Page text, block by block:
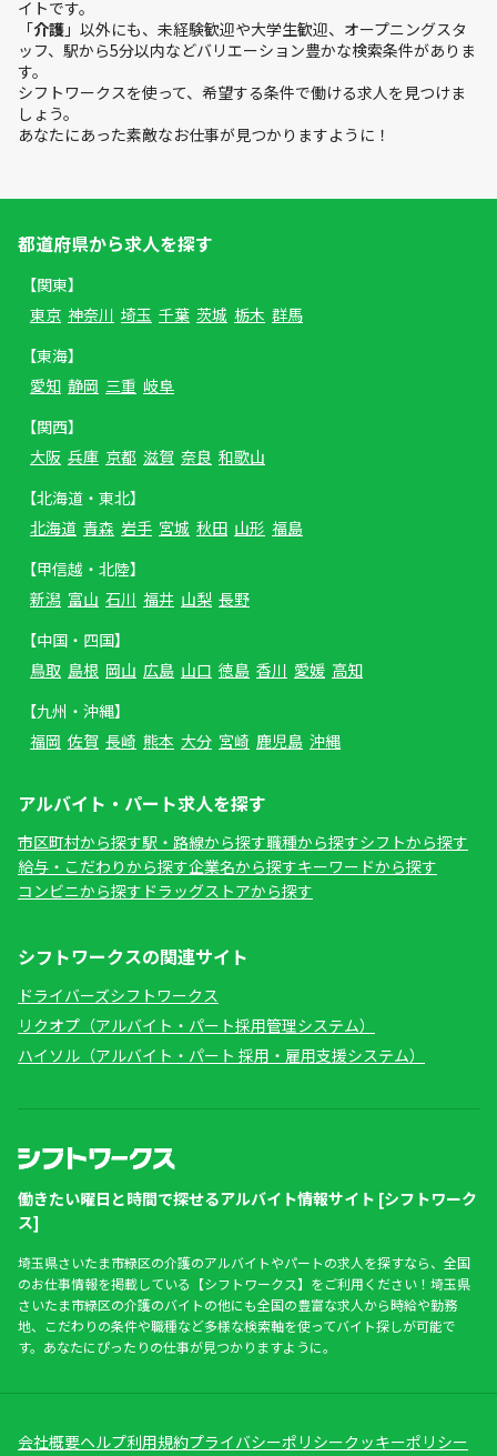
イトです。
「介護 」以外にも、未経験歓迎や大学生歓迎、オープニングスタ
ッフ、駅から5分以内などバリエーション豊かな検索条件がありま
す。
シフトワークスを使って、希望する条件で働ける求人を見つけま
しょう。
あなたにあった素敵なお仕事が見つかりますように！
都道府県から求人を探す
【関東】
東京 神奈川 埼玉 千葉 茨城 栃木 群馬
【東海】
愛知 静岡 三重 岐阜
【関西】
大阪 兵庫 京都 滋賀 奈良 和歌山
【北海道・東北】
北海道 青森 岩手 宮城 秋田 山形 福島
【甲信越・北陸】
新潟 富山 石川 福井 山梨 長野
【中国・四国】
鳥取 島根 岡山 広島 山口 徳島 香川 愛媛 高知
【九州・沖縄】
福岡 佐賀 長崎 熊本 大分 宮崎 鹿児島 沖縄
アルバイト・パート求人を探す
市区町村から探す駅・路線から探す職種から探すシフトから探す
給与・こだわりから探す企業名から探すキーワードから探す
コンビニから探す ドラッグストアから探す
シフトワークスの関連サイト
ドライバーズシフトワークス
リクオプ（アルバイト・パート採用管理システム）
ハイソル（アルバイト・パート 採用・雇用支援システム）
働きたい曜日と時間で探せるアルバイト情報サイト [シフトワーク
ス]
埼玉県さいたま市緑区の介護のアルバイトやパートの求人を探すなら、全国
のお仕事情報を掲載している【シフトワークス】をご利用ください！埼玉県
さいたま市緑区の介護のバイトの他にも全国の豊富な求人から時給や勤務
地、こだわりの条件や職種など多様な検索軸を使ってバイト探しが可能で
す。あなたにぴったりの仕事が見つかりますように。
会社概要ヘルプ利用規約プライバシーポリシークッキーポリシー